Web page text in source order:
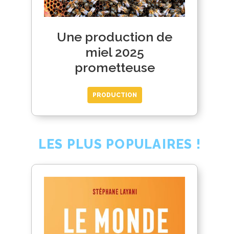
Une production de
miel 2025
prometteuse
PRODUCTION
LES PLUS POPULAIRES !